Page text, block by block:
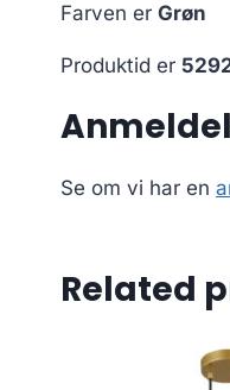
Farven er Grøn
Produktid er
Se om vi har en
Related